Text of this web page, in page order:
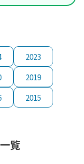
2023
2019
2015
覧